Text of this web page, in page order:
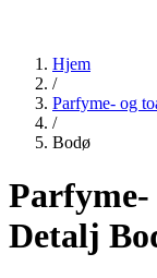
Hjem
/
Parfyme- og
/
Bodø
Detalj